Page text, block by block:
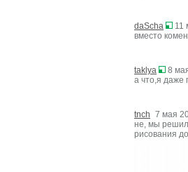
daScha
11
вместо
taklya
8
а что,я даже
tnch 7 мая
не, мы
рисования